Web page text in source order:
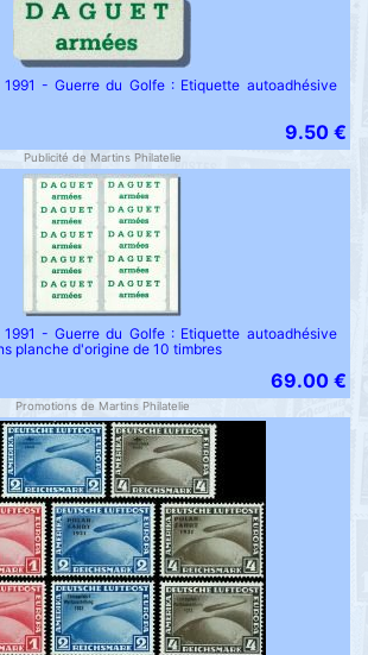
- Guerre du Golfe : Etiquette autoadhésive
9.50 €
Publicité de Martins Philatelie
- Guerre du Golfe : Etiquette autoadhésive
planche d'origine de 10 timbres
69.00 €
Promotions de Martins Philatelie